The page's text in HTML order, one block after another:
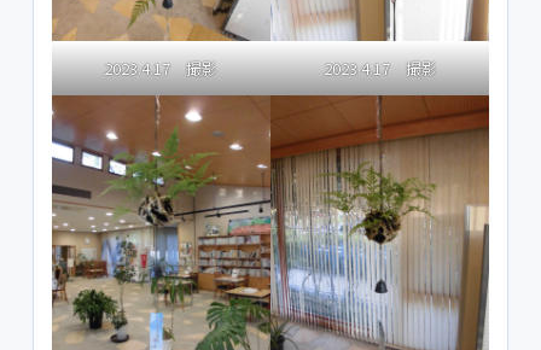
2023.4.17 撮影 2023.4.17 撮影